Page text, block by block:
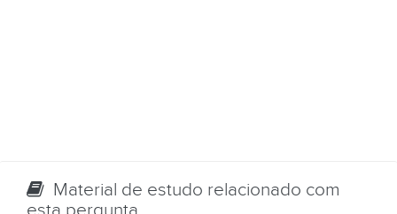
Material de estudo relacionado com